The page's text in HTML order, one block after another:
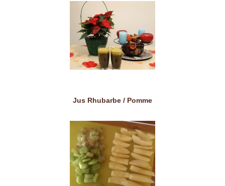
Jus Rhubarbe / Pomme